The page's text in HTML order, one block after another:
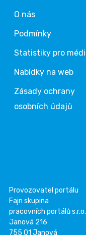
O nás
Podmínky
Statistiky pro
Nabídky na web
Zásady ochrany
osobních údajů
Provozovatel portálu
Fajn skupina
pracovních portálů s.r.o.
Janová 216
755 01 Janová